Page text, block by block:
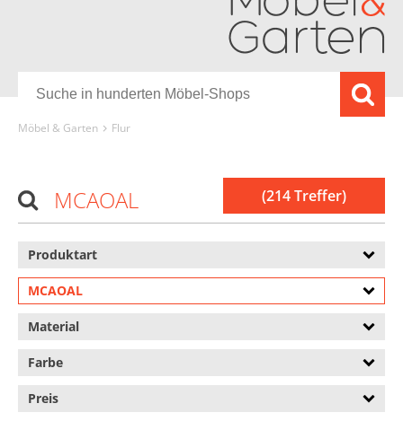
Möbel & Garten Flur
(214 Treffer)
MCAOAL
Produktart
MCAOAL
Material
Farbe
Preis